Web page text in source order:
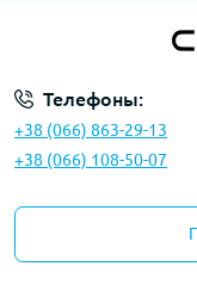
Телефоны:
+38 (066) 863-29-13
+38 (066) 108-50-07